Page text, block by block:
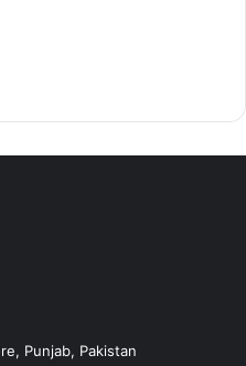
Punjab, Pakistan